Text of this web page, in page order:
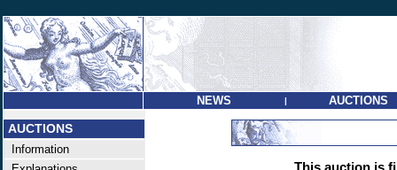
NEWS | AUCTIONS
AUCTIONS
Information